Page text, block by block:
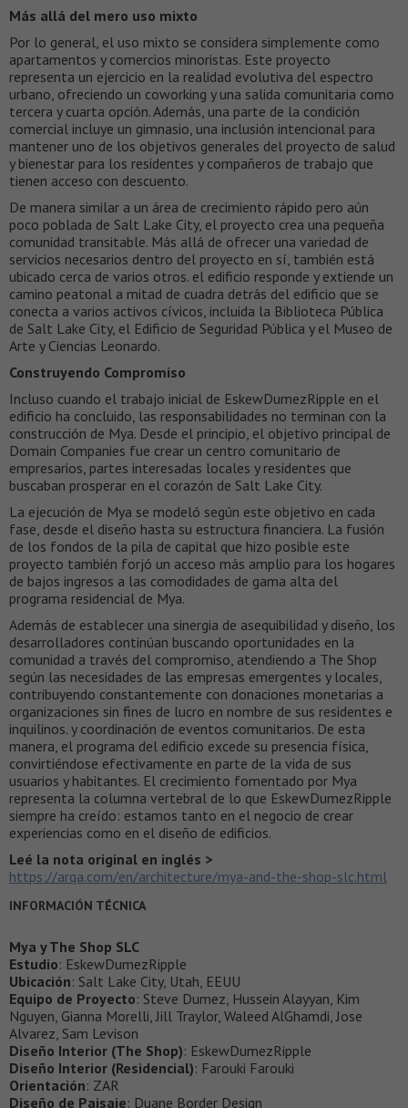
Más allá del mero uso mixto
Por lo general, el uso mixto se considera simplemente como
apartamentos y comercios minoristas. Este proyecto
representa un ejercicio en la realidad evolutiva del espectro
urbano, ofreciendo un coworking y una salida comunitaria como
tercera y cuarta opción. Además, una parte de la condición
comercial incluye un gimnasio, una inclusión intencional para
mantener uno de los objetivos generales del proyecto de salud
y bienestar para los residentes y compañeros de trabajo que
tienen acceso con descuento.
De manera similar a un área de crecimiento rápido pero aún
poco poblada de Salt Lake City, el proyecto crea una pequeña
comunidad transitable. Más allá de ofrecer una variedad de
servicios necesarios dentro del proyecto en sí, también está
ubicado cerca de varios otros. el edificio responde y extiende un
camino peatonal a mitad de cuadra detrás del edificio que se
conecta a varios activos cívicos, incluida la Biblioteca Pública
de Salt Lake City, el Edificio de Seguridad Pública y el Museo de
Arte y Ciencias Leonardo.
Construyendo Compromiso
Incluso cuando el trabajo inicial de EskewDumezRipple en el
edificio ha concluido, las responsabilidades no terminan con la
construcción de Mya. Desde el principio, el objetivo principal de
Domain Companies fue crear un centro comunitario de
empresarios, partes interesadas locales y residentes que
buscaban prosperar en el corazón de Salt Lake City.
La ejecución de Mya se modeló según este objetivo en cada
fase, desde el diseño hasta su estructura financiera. La fusión
de los fondos de la pila de capital que hizo posible este
proyecto también forjó un acceso más amplio para los hogares
de bajos ingresos a las comodidades de gama alta del
programa residencial de Mya.
Además de establecer una sinergia de asequibilidad y diseño, los
desarrolladores continúan buscando oportunidades en la
comunidad a través del compromiso, atendiendo a The Shop
según las necesidades de las empresas emergentes y locales,
contribuyendo constantemente con donaciones monetarias a
organizaciones sin fines de lucro en nombre de sus residentes e
inquilinos. y coordinación de eventos comunitarios. De esta
manera, el programa del edificio excede su presencia física,
convirtiéndose efectivamente en parte de la vida de sus
usuarios y habitantes. El crecimiento fomentado por Mya
representa la columna vertebral de lo que EskewDumezRipple
siempre ha creído: estamos tanto en el negocio de crear
experiencias como en el diseño de edificios.
Leé la nota original en inglés >
https://arqa.com/en/architecture/mya-and-the-shop-slc.html
INFORMACIÓN TÉCNICA
Mya y The Shop SLC
Estudio: EskewDumezRipple
Ubicación: Salt Lake City, Utah, EEUU
Equipo de Proyecto: Steve Dumez, Hussein Alayyan, Kim
Nguyen, Gianna Morelli, Jill Traylor, Waleed AlGhamdi, Jose
Alvarez, Sam Levison
Diseño Interior (The Shop): EskewDumezRipple
Diseño Interior (Residencial): Farouki Farouki
Orientación: ZAR
Diseño de Paisaje: Duane Border Design